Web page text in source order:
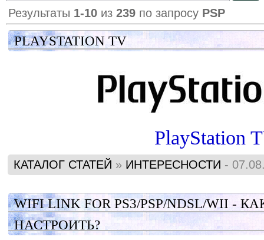
Результаты 1-10 из 239 по запросу PSP
PLAYSTATION TV
PlayStation
КАТАЛОГ СТАТЕЙ » ИНТЕРЕСНОСТИ -
WIFI LINK FOR PS3/PSP/NDSL/WII -
НАСТРОИТЬ?